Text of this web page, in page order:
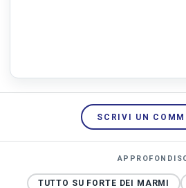
SCRIVI UN
TUTTO SU FORTE DEI MARMI